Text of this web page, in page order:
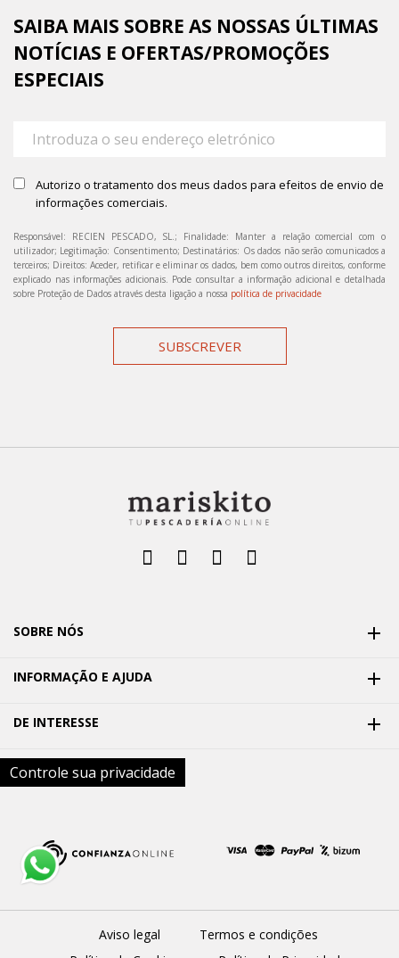
SAIBA MAIS SOBRE AS NOSSAS ÚLTIMAS
NOTÍCIAS E OFERTAS/PROMOÇÕES
ESPECIAIS
Autorizo o tratamento dos meus dados para efeitos de envio de
informações comerciais.
Responsável: RECIEN PESCADO, SL.; Finalidade: Manter a relação comercial com o
utilizador; Legitimação: Consentimento; Destinatários: Os dados não serão comunicados a
terceiros; Direitos: Aceder, retificar e eliminar os dados, bem como outros direitos, conforme
explicado nas informações adicionais. Pode consultar a informação adicional e detalhada
sobre Proteção de Dados através desta ligação a nossa política de privacidade
SUBSCREVER
SOBRE NÓS 
INFORMAÇÃO E AJUDA 
DE INTERESSE 
Controle sua privacidade
Aviso legal
Termos e condições